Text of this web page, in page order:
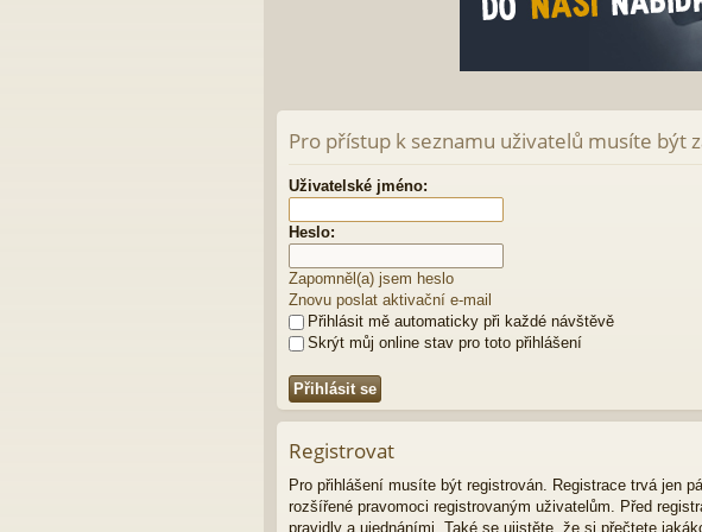
Pro přístup k seznamu uživatelů musíte být
Uživatelské jméno:
Heslo:
Zapomněl(a) jsem heslo
Znovu poslat aktivační e-mail
Přihlásit mě automaticky při každé návštěvě
Skrýt můj online stav pro toto přihlášení
Registrovat
Pro přihlášení musíte být registrován. Registrace trvá jen
rozšířené pravomoci registrovaným uživatelům. Před
pravidly a ujednáními. Také se ujistěte, že si přečtete